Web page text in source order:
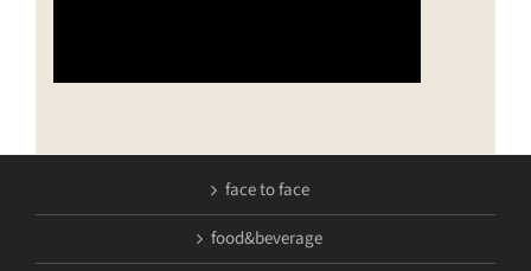
face to face
food&beverage